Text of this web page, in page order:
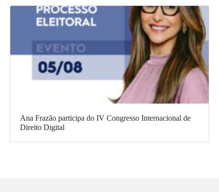
Ana Frazão participa do IV Congresso Internacional de
Direito Digital